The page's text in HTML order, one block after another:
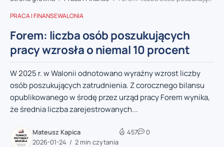
PRACA I FINANSEWALONIA
Forem: liczba osób poszukujących
pracy wzrosła o niemal 10 procent
W 2025 r. w Walonii odnotowano wyraźny wzrost liczby
osób poszukujących zatrudnienia. Z corocznego bilansu
opublikowanego w środę przez urząd pracy Forem wynika,
że średnia liczba zarejestrowanych...
Mateusz Kapica
2026-01-24
2 min czytania
457 0